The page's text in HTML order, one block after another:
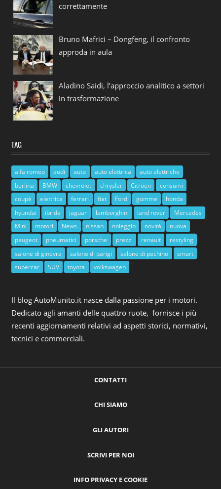
correttamente
Bruno Mafrici – Dongfeng, il confronto
approda in aula
Aladino Saidi, l’approccio analitico a settori
in trasformazione
TAG
alfa romeo audi auto auto elettrica
auto elettriche
berlina
BMW chevrolet chrysler Citroen
consumi
coupè
elettrica ferrari fiat Ford gomme
honda
hyundai
ibrida jaguar lamborghini land rover
Mercedes
Mini
motori News nissan noleggio novità
nuova
peugeot
pneumatici porsche prezzi renault
restyling
salone di ginevra
salone di parigi salone di pechino
smart
supercar
SUV toyota volkswagen
Il blog AutoMunito.it nasce dalla passione per i motori.
Dedicato agli amanti delle quattro ruote, fornisce i più
recenti aggiornamenti relativi ad aspetti storici, normativi,
tecnici e commerciali.
CONTATTI
CHI SIAMO
GLI AUTORI
SCRIVI PER NOI
INFO PRIVACY E COOKIE